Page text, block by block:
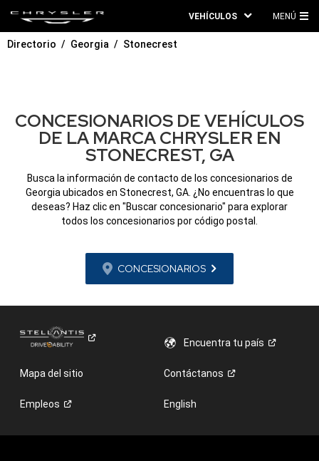
VEHÍCULOS MENÚ
Directorio Georgia Stonecrest
CONCESIONARIOS DE VEHÍCULOS
DE LA MARCA CHRYSLER EN
STONECREST, GA
Busca la información de contacto de los concesionarios de
Georgia ubicados en Stonecrest, GA. ¿No encuentras lo que
deseas? Haz clic en "Buscar concesionario" para explorar
todos los concesionarios por código postal.
CONCESIONARIOS
Encuentra tupaís
Mapa del sitio Contáctanos
Empleos English